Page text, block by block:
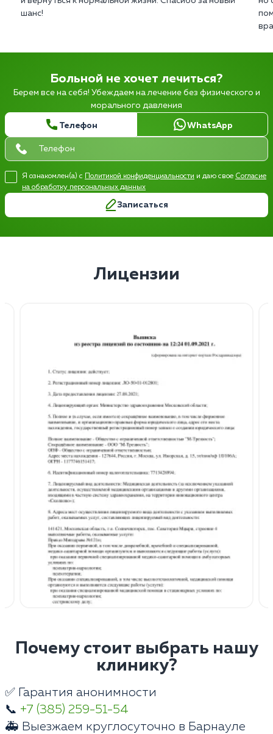
шанс!
Больной не хочет лечиться?
Берем все на себя! Убеждаем на лечение без физического и
морального давления
Телефон WhatsApp
Я ознакомлен(а) с Политикой конфиденциальности и даю свое Согласие
на обработку персональных данных
Записаться
Лицензии
Почему стоит выбрать нашу
клинику?
✅ Гарантия анонимности
📞 +7 (385) 259-51-54
🚑 Выезжаем круглосуточно в Барнауле